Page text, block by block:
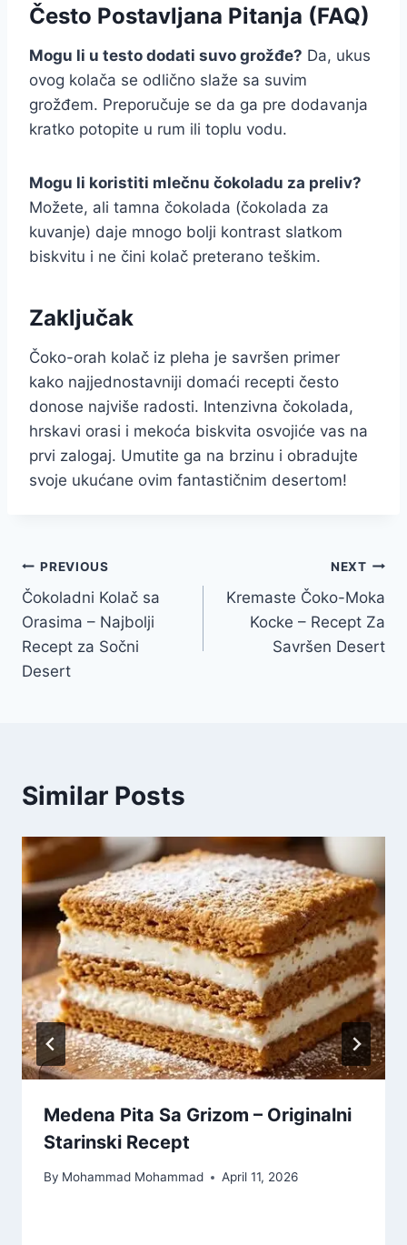
Često Postavljana Pitanja (FAQ)
Mogu li u testo dodati suvo grožđe? Da, ukus
ovog kolača se odlično slaže sa suvim
grožđem. Preporučuje se da ga pre dodavanja
kratko potopite u rum ili toplu vodu.
Mogu li koristiti mlečnu čokoladu za preliv?
Možete, ali tamna čokolada (čokolada za
kuvanje) daje mnogo bolji kontrast slatkom
biskvitu i ne čini kolač preterano teškim.
Zaključak
Čoko-orah kolač iz pleha je savršen primer
kako najjednostavniji domaći recepti često
donose najviše radosti. Intenzivna čokolada,
hrskavi orasi i mekoća biskvita osvojiće vas na
prvi zalogaj. Umutite ga na brzinu i obradujte
svoje ukućane ovim fantastičnim desertom!
Post
navigation
PREVIOUS
Čokoladni Kolač sa
Orasima – Najbolji
Recept za Sočni
Desert
NEXT
Kremaste Čoko-Moka
Kocke – Recept Za
Savršen Desert
Similar Posts
Medena Pita Sa Grizom – Originalni
Starinski Recept
By Mohammad Mohammad April 11, 2026